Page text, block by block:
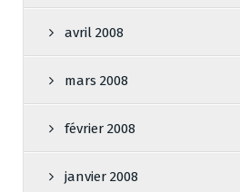
avril 2008
mars 2008
février 2008
janvier 2008